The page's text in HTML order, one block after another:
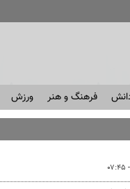
فرهنگ و هنر ورزش